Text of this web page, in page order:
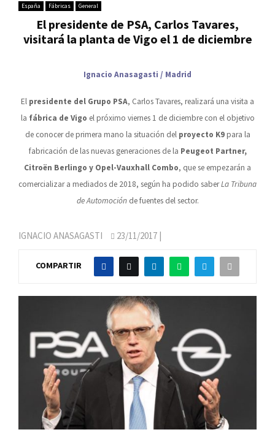
España Fábricas General
El presidente de PSA, Carlos Tavares,
visitará la planta de Vigo el 1 de diciembre
Ignacio Anasagasti / Madrid
El presidente del Grupo PSA, Carlos Tavares, realizará una visita a
la fábrica de Vigo el próximo viernes 1 de diciembre con el objetivo
de conocer de primera mano la situación del proyecto K9para la
fabricación de las nuevas generaciones de la Peugeot Partner,
Citroën Berlingo y Opel-Vauxhall Combo, que se empezarán a
comercializar a mediados de 2018, según ha podido saberLa Tribuna
de Automociónde fuentes del sector.
IGNACIO ANASAGASTI 23/11/2017 |
COMPARTIR